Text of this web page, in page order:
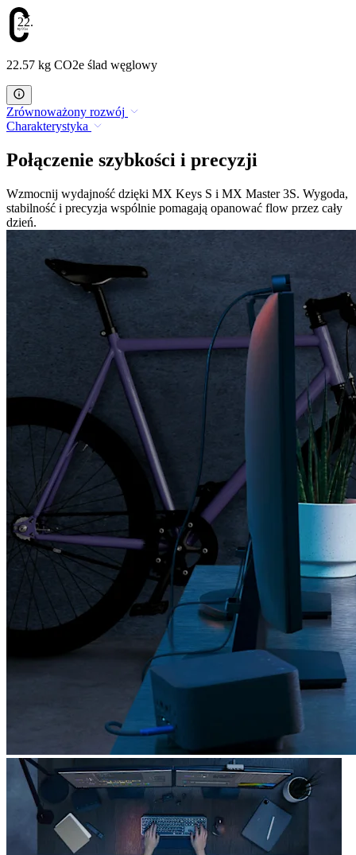
22.57
22.57 kg CO2e ślad węglowy
Zrównoważony rozwój
Charakterystyka
Połączenie szybkości i precyzji
Wzmocnij wydajność dzięki MX Keys S i MX Master 3S. Wygoda,
stabilność i precyzja wspólnie pomagają opanować flow przez cały
dzień.